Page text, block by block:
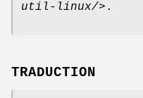
util-linux/>.
TRADUCTION